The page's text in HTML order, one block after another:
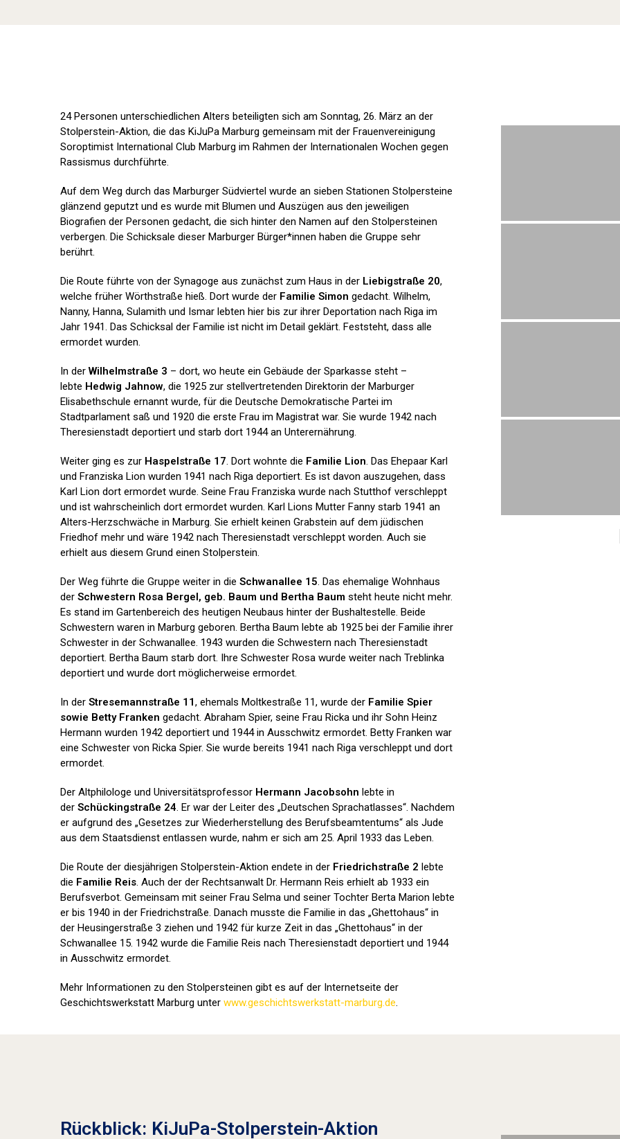
24 Personen unterschiedlichen Alters beteiligten sich am Sonntag, 26. März an der
Stolperstein-Aktion, die das KiJuPa Marburg gemeinsam mit der Frauenvereinigung
Soroptimist International Club Marburg im Rahmen der Internationalen Wochen gegen
Rassismus durchführte.
Auf dem Weg durch das Marburger Südviertel wurde an sieben Stationen Stolpersteine
glänzend geputzt und es wurde mit Blumen und Auszügen aus den jeweiligen
Biografien der Personen gedacht, die sich hinter den Namen auf den Stolpersteinen
verbergen. Die Schicksale dieser Marburger Bürger*innen haben die Gruppe sehr
berührt.
Die Route führte von der Synagoge aus zunächst zum Haus in der Liebigstraße 20,
welche früher Wörthstraße hieß. Dort wurde der Familie Simon gedacht. Wilhelm,
Nanny, Hanna, Sulamith und Ismar lebten hier bis zur ihrer Deportation nach Riga im
Jahr 1941. Das Schicksal der Familie ist nicht im Detail geklärt. Feststeht, dass alle
ermordet wurden.
In derWilhelmstraße 3 – dort, wo heute ein Gebäude der Sparkasse steht –
lebte Hedwig Jahnow, die 1925 zur stellvertretenden Direktorin der Marburger
Elisabethschule ernannt wurde, für die Deutsche Demokratische Partei im
Stadtparlament saß und 1920 die erste Frau im Magistrat war. Sie wurde 1942 nach
Theresienstadt deportiert und starb dort 1944 an Unterernährung.
Weiter ging es zur Haspelstraße 17. Dort wohnte die Familie Lion. Das Ehepaar Karl
und Franziska Lion wurden 1941 nach Riga deportiert. Es ist davon auszugehen, dass
Karl Lion dort ermordet wurde. Seine Frau Franziska wurde nach Stutthof verschleppt
und ist wahrscheinlich dort ermordet wurden. Karl Lions Mutter Fanny starb 1941 an
Alters-Herzschwäche in Marburg. Sie erhielt keinen Grabstein auf dem jüdischen
Friedhof mehr und wäre 1942 nach Theresienstadt verschleppt worden. Auch sie
erhielt aus diesem Grund einen Stolperstein.
Der Weg führte die Gruppe weiter in die Schwanallee 15. Das ehemalige Wohnhaus
der Schwestern Rosa Bergel, geb. Baum und Bertha Baum steht heute nicht mehr.
Es stand im Gartenbereich des heutigen Neubaus hinter der Bushaltestelle. Beide
Schwestern waren in Marburg geboren. Bertha Baum lebte ab 1925 bei der Familie ihrer
Schwester in der Schwanallee. 1943 wurden die Schwestern nach Theresienstadt
deportiert. Bertha Baum starb dort. Ihre Schwester Rosa wurde weiter nach Treblinka
deportiert und wurde dort möglicherweise ermordet.
In der Stresemannstraße 11, ehemals Moltkestraße 11, wurde der Familie Spier
sowie Betty Franken gedacht. Abraham Spier, seine Frau Ricka und ihr Sohn Heinz
Hermann wurden 1942 deportiert und 1944 in Ausschwitz ermordet. Betty Franken war
eine Schwester von Ricka Spier. Sie wurde bereits 1941 nach Riga verschleppt und dort
ermordet.
Der Altphilologe und Universitätsprofessor Hermann Jacobsohn lebte in
der Schückingstraße 24. Er war der Leiter des „Deutschen Sprachatlasses“. Nachdem
er aufgrund des „Gesetzes zur Wiederherstellung des Berufsbeamtentums“ als Jude
aus dem Staatsdienst entlassen wurde, nahm er sich am 25. April 1933 das Leben.
Die Route der diesjährigen Stolperstein-Aktion endete in der Friedrichstraße 2 lebte
die Familie Reis. Auch der der Rechtsanwalt Dr. Hermann Reis erhielt ab 1933 ein
Berufsverbot. Gemeinsam mit seiner Frau Selma und seiner Tochter Berta Marion lebte
er bis 1940 in der Friedrichstraße. Danach musste die Familie in das „Ghettohaus“ in
der Heusingerstraße 3 ziehen und 1942 für kurze Zeit in das „Ghettohaus“ in der
Schwanallee 15. 1942 wurde die Familie Reis nach Theresienstadt deportiert und 1944
in Ausschwitz ermordet.
Mehr Informationen zu den Stolpersteinen gibt es auf der Internetseite der
Geschichtswerkstatt Marburg unter www.geschichtswerkstatt-marburg.de.
Rückblick: KiJuPa-Stolperstein-Aktion